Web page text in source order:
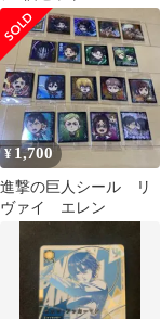
¥ 1,700
進撃の巨人シール リ
ヴァイ エレン